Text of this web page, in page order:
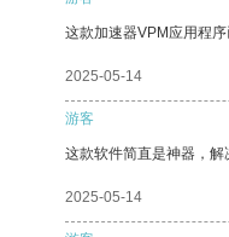
这款加速器VPM应用程
2025-05-14
游客
这款软件简直是神器，解
2025-05-14